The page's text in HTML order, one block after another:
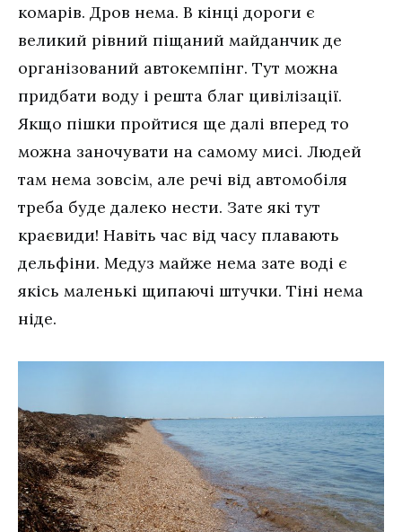
комарів. Дров нема. В кінці дороги є
великий рівний піщаний майданчик де
організований автокемпінг. Тут можна
придбати воду і решта благ цивілізації.
Якщо пішки пройтися ще далі вперед то
можна заночувати на самому мисі. Людей
там нема зовсім, але речі від автомобіля
треба буде далеко нести. Зате які тут
краєвиди! Навіть час від часу плавають
дельфіни. Медуз майже нема зате воді є
якісь маленькі щипаючі штучки. Тіні нема
ніде.